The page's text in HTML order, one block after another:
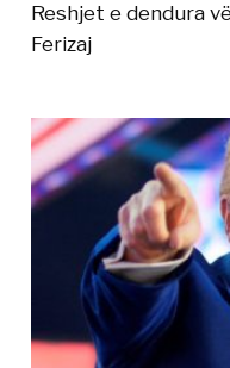
Reshjet e dendura
Ferizaj